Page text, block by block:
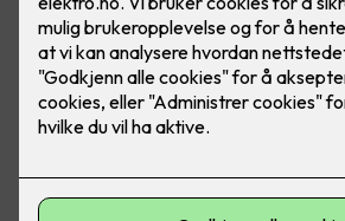
Samsung Nordic Geo
WindFree™️
Wind-Free ™ opprettholder en
montering. Finnes i 2 modeller: